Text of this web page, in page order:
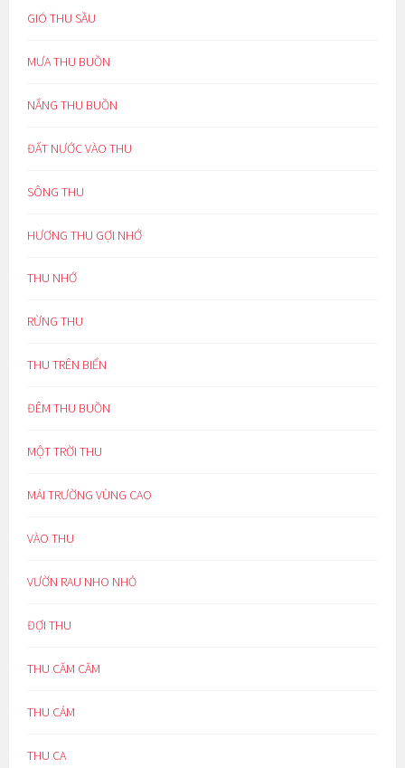
GIÓ THU SẦU
MƯA THU BUỒN
NẮNG THU BUỒN
ĐẤT NƯỚC VÀO THU
SÔNG THU
HƯƠNG THU GỢI NHỚ
THU NHỚ
RỪNG THU
THU TRÊN BIỂN
ĐÊM THU BUỒN
MỘT TRỜI THU
MÁI TRƯỜNG VÙNG CAO
VÀO THU
VƯỜN RAU NHO NHỎ
ĐỢI THU
THU CĂM CĂM
THU CẢM
THU CA